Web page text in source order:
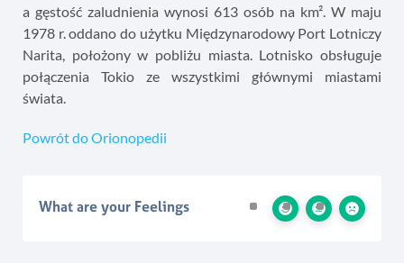
a gęstość zaludnienia wynosi 613 osób na km². W maju
1978 r. oddano do użytku Międzynarodowy Port Lotniczy
Narita, położony w pobliżu miasta. Lotnisko obsługuje
połączenia Tokio ze wszystkimi głównymi miastami
świata.
Powrót do Orionopedii
What are your Feelings